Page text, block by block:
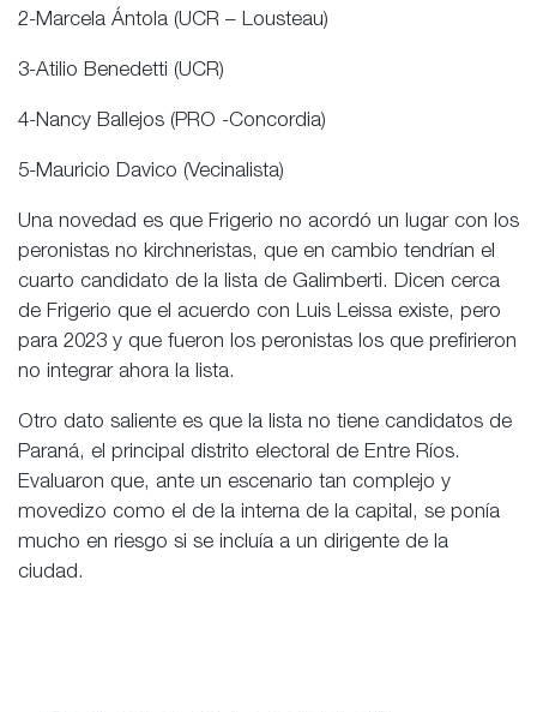
2-Marcela Ántola (UCR – Lousteau)
3-Atilio Benedetti (UCR)
4-Nancy Ballejos (PRO -Concordia)
5-Mauricio Davico (Vecinalista)
Una novedad es que Frigerio no acordó un lugar con los
peronistas no kirchneristas, que en cambio tendrían el
cuarto candidato de la lista de Galimberti. Dicen cerca
de Frigerio que el acuerdo con Luis Leissa existe, pero
para 2023 y que fueron los peronistas los que prefirieron
no integrar ahora la lista.
Otro dato saliente es que la lista no tiene candidatos de
Paraná, el principal distrito electoral de Entre Ríos.
Evaluaron que, ante un escenario tan complejo y
movedizo como el de la interna de la capital, se ponía
mucho en riesgo si se incluía a un dirigente de la
ciudad.